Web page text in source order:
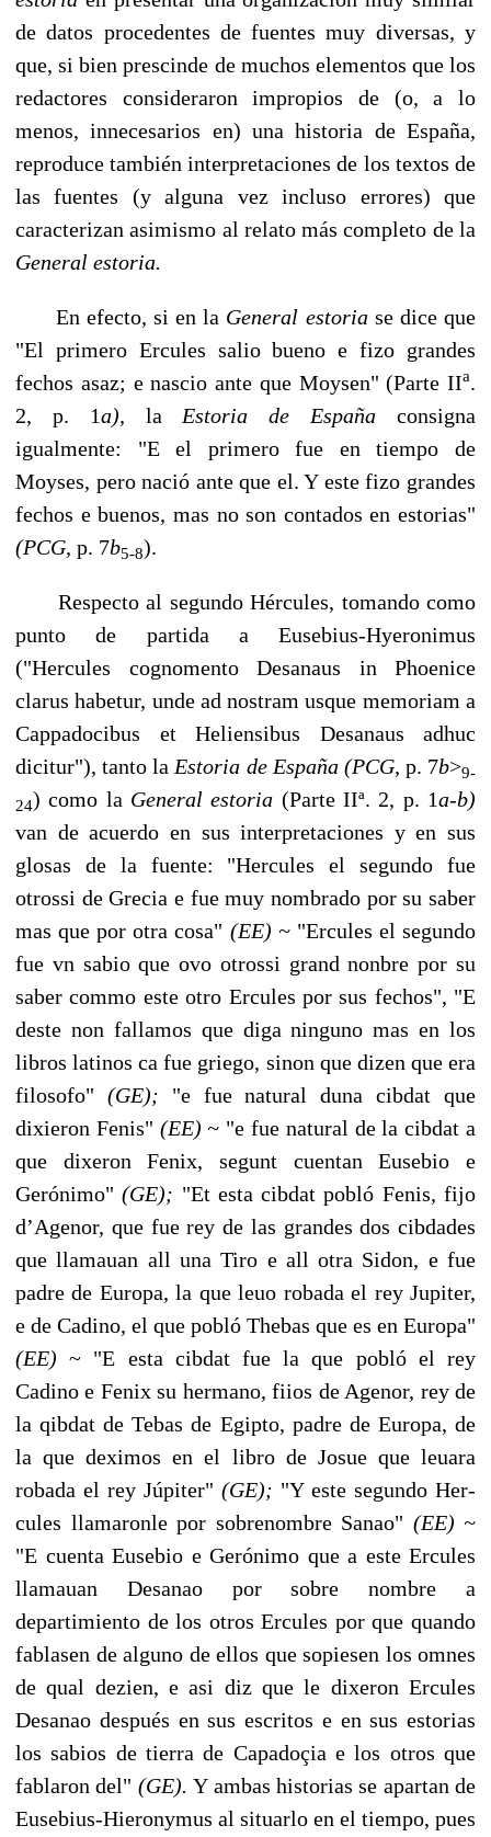
de datos procedentes de fuentes muy diversas, y
que, si bien pres­cinde de muchos elementos que los
redactores consideraron impropios de (o, a lo
menos, innecesarios en) una historia de España,
reproduce también interpretaciones de los textos de
las fuentes (y alguna vez incluso errores) que
caracterizan asimismo al re­lato más completo de la
General estoria.
En efecto, si en la General estoria se dice que
"El primero Ercules salio bueno e fizo grandes
fechos asaz; e nascio ante que Moysen" (Parte IIa.
2, p. 1a), la Estoria de Espa­ñaconsigna
igualmente: "E el primero fue en tiempo de
Moyses, pero nació ante que el. Y este fizo grandes
fechos e buenos, mas no son contados en estorias"
(PCG, p. 7b5-8).
Respecto al segundo Hércules, tomando como
punto de partida a Eusebius-Hyeronimus
("Hercules cognomento Desanaus in Phoenice
clarus habetur, unde ad nostram usque memoriam a
Cappadocibus et Heliensibus Desanaus adhuc
dicitur"), tanto la Estoria de España (PCG, p. 7b>9-
24) como la General estoria (Parte IIª. 2, p. 1a-b)
van de acuerdo en sus interpretaciones y en sus
glosas de la fuente: "Hercules el segundo fue
otrossi de Grecia e fue muy nombrado por su saber
mas que por otra cosa" (EE) ~ "Er­cules el segundo
fue vn sabio que ovo otrossi grand nonbre por su
saber commo este otro Ercules por sus fechos", "E
deste non fallamos que diga ninguno mas en los
libros latinos ca fue griego, sinon que dizen que era
filosofo" (GE); "e fue natural duna cibdat que
dixieron Fenis" (EE) ~ "e fue natural de la cibdat a
que dixeron Fenix, segunt cuentan Eusebio e
Gerónimo"(GE); "Et esta cibdat pobló Fenis, fijo
d’Agenor, que fue rey de las grandes dos cibdades
que llamauan all una Tiro e all otra Sidon, e fue
padre de Europa, la que leuo robada el rey Jupiter,
e de Cadino, el que pobló Thebas que es en Europa"
(EE)~ "E esta cibdat fue la que pobló el rey
Cadino e Fenix su hermano, fiios de Agenor, rey de
la qibdat de Tebas de Egipto, padre de Europa, de
la que deximos en el libro de Josue que leuara
robada el rey Júpiter" (GE); "Y este segundo Her­
cules llamaronle por sobrenombre Sanao" (EE) ~
"E cuenta Eusebio e Gerónimo que a este Ercules
llamauan Desanao por sobre nombre a
departimiento de los otros Ercu­les por que quando
fablasen de alguno de ellos que sopiesen los omnes
de qual dezien, e asi diz que le dixeron Ercules
Desanao después en sus escritos e en sus estorias
los sabios de tierra de Capadoçia e los otros que
fablaron del" (GE).Y ambas historias se apartan de
Eusebius-Hieronymus al situarlo en el tiempo, pues